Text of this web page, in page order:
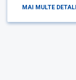
MAI MULTE DETALII